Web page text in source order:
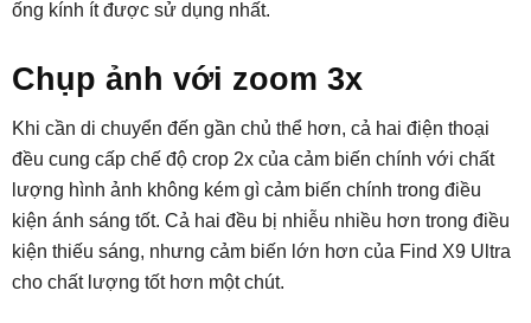
ống kính ít được sử dụng nhất.
Chụp ảnh với zoom 3x
Khi cần di chuyển đến gần chủ thể hơn, cả hai điện thoại
đều cung cấp chế độ crop 2x của cảm biến chính với chất
lượng hình ảnh không kém gì cảm biến chính trong điều
kiện ánh sáng tốt. Cả hai đều bị nhiễu nhiều hơn trong điều
kiện thiếu sáng, nhưng cảm biến lớn hơn của Find X9 Ultra
cho chất lượng tốt hơn một chút.